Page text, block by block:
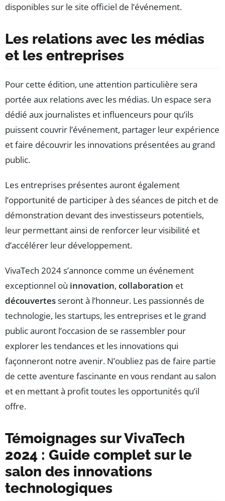
disponibles sur le site officiel de l’événement.
Les relations avec les médias
et les entreprises
Pour cette édition, une attention particulière sera
portée aux relations avec les médias. Un espace sera
dédié aux journalistes et influenceurs pour qu’ils
puissent couvrir l’événement, partager leur expérience
et faire découvrir les innovations présentées au grand
public.
Les entreprises présentes auront également
l’opportunité de participer à des séances de pitch et de
démonstration devant des investisseurs potentiels,
leur permettant ainsi de renforcer leur visibilité et
d’accélérer leur développement.
VivaTech 2024 s’annonce comme un événement
exceptionnel où innovation, collaboration et
découvertesseront à l’honneur. Les passionnés de
technologie, les startups, les entreprises et le grand
public auront l’occasion de se rassembler pour
explorer les tendances et les innovations qui
façonneront notre avenir. N’oubliez pas de faire partie
de cette aventure fascinante en vous rendant au salon
et en mettant à profit toutes les opportunités qu’il
offre.
Témoignages sur VivaTech
2024 : Guide complet sur le
salon des innovations
technologiques